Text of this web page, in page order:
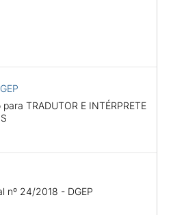
TRADUTOR E INTÉRPRETE
nº 24/2018 - DGEP